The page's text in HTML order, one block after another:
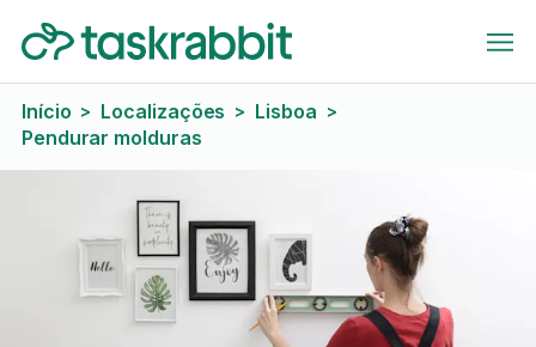
Início > Localizações > Lisboa >
Pendurar molduras